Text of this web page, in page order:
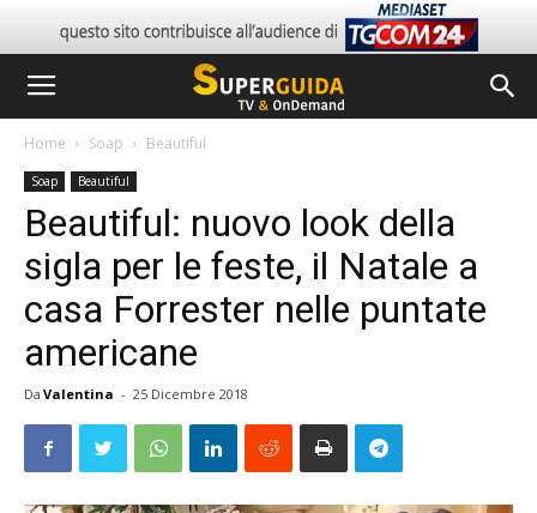
Home Soap Beautiful
Soap Beautiful
Beautiful: nuovo look della
sigla per le feste, il Natale a
casa Forrester nelle puntate
americane
Da Valentina - 25 Dicembre 2018